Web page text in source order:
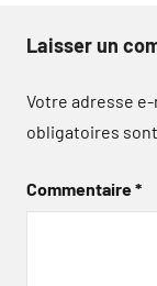
Laisser un
Votre adresse e-
obligatoires
Commentaire*